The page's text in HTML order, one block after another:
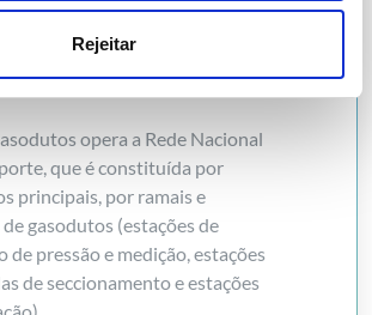
Rejeitar
opera a Rede Nacional
que é constituída por
principais, por ramais e
gasodutos (estações de
de pressão e medição, estações
de seccionamento e estações